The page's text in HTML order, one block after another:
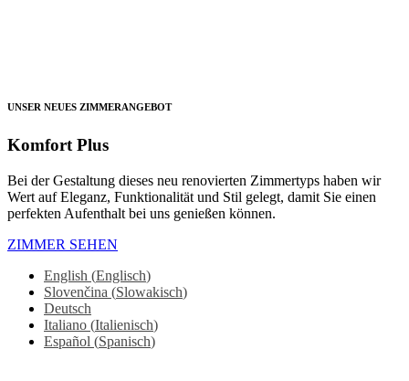
UNSER NEUES ZIMMERANGEBOT
Komfort Plus
Bei der Gestaltung dieses neu renovierten Zimmertyps haben wir
Wert auf Eleganz, Funktionalität und Stil gelegt, damit Sie einen
perfekten Aufenthalt bei uns genießen können.
ZIMMER SEHEN
English (Englisch)
Slovenčina (Slowakisch)
Deutsch
Italiano (Italienisch)
Español (Spanisch)